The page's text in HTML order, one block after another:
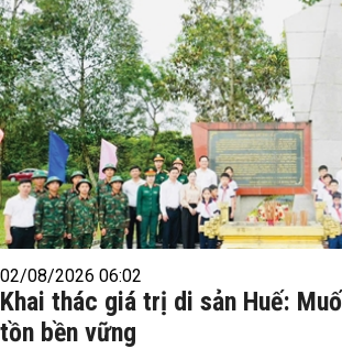
02/08/2026 06:02
Khai thác giá trị di sản Huế:
tồn bền vững